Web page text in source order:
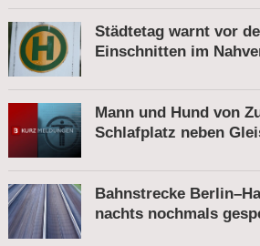
Städtetag warnt vor
Einschnitten im
Mann und Hund von
Schlafplatz neben
Fußgänger
Bahnstrecke
nachts nochmals